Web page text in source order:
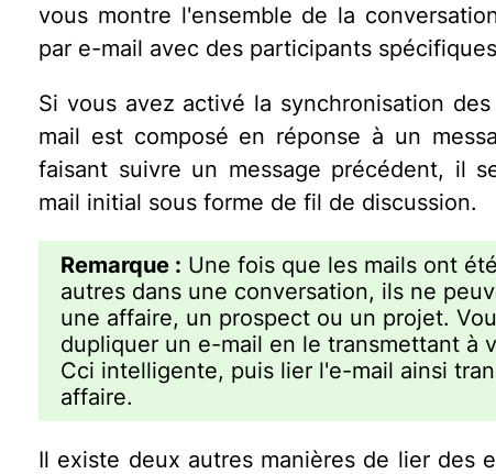
vous montre l'ensemble de la
par e-mail avec des participants
Si vous avez activé la synchronisation
mail est composé en réponse à un
faisant suivre un message précédent, il
mail initial sous forme de fil de discussion.
Remarque : Une fois que les mails ont été
autres dans une conversation, ils ne
une affaire, un prospect ou un projet.
dupliquer un e-mail en le transmettant à
Cci intelligente, puis lier l'e-mail ainsi
affaire.
Il existe deux autres manières de lier des